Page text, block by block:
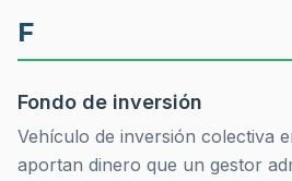
F
Fondo de inversión
Vehículo de inversión colectiva
aportan dinero que un gestor